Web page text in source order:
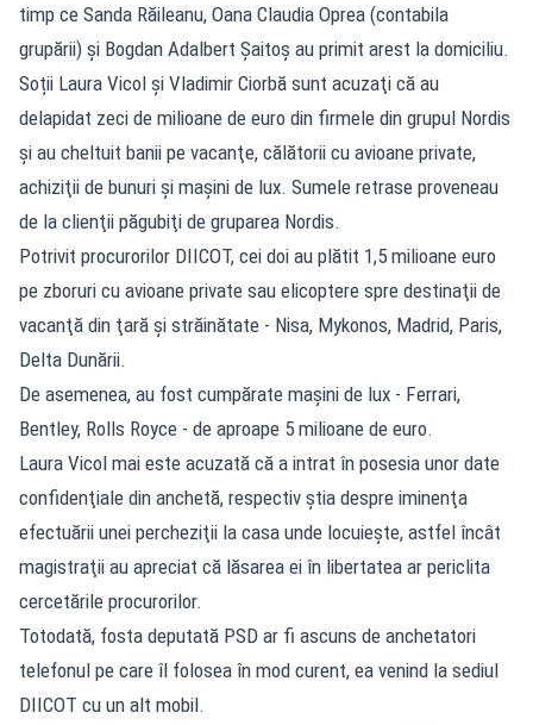
timp ce Sanda Răileanu, Oana Claudia Oprea (contabila
grupării) şi Bogdan Adalbert Şaitoş au primit arest la domiciliu.
Soții Laura Vicol şi Vladimir Ciorbă sunt acuzaţi că au
delapidat zeci de milioane de euro din firmele din grupul Nordis
şi au cheltuit banii pe vacanţe, călătorii cu avioane private,
achiziţii de bunuri şi maşini de lux. Sumele retrase proveneau
de la clienţii păgubiţi de gruparea Nordis.
Potrivit procurorilor DIICOT, cei doi au plătit 1,5 milioane euro
pe zboruri cu avioane private sau elicoptere spre destinaţii de
vacanţă din ţară şi străinătate - Nisa, Mykonos, Madrid, Paris,
Delta Dunării.
De asemenea, au fost cumpărate maşini de lux - Ferrari,
Bentley, Rolls Royce - de aproape 5 milioane de euro.
Laura Vicol mai este acuzată că a intrat în posesia unor date
confidenţiale din anchetă, respectiv ştia despre iminenţa
efectuării unei percheziţii la casa unde locuieşte, astfel încât
magistraţii au apreciat că lăsarea ei în libertatea ar periclita
cercetările procurorilor.
Totodată, fosta deputată PSD ar fi ascuns de anchetatori
telefonul pe care îl folosea în mod curent, ea venind la sediul
DIICOT cu un alt mobil.